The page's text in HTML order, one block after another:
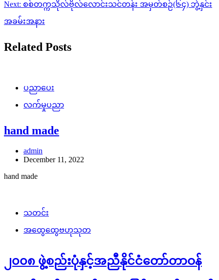
Next: စစ်တက္ကသိုလ်ဗိုလ်လောင်းသင်တန်း အမှတ်စဉ်(၆၄) ဘွဲ့နှင်း
အခမ်းအနား
Related Posts
ပညာပေး
လက်မှုပညာ
hand made
admin
December 11, 2022
hand made
သတင်း
အထွေထွေဗဟုသုတ
၂၀၀၈ ဖွဲ့စည်းပုံနှင့်အညီနိုင်ငံတော်တာဝန်